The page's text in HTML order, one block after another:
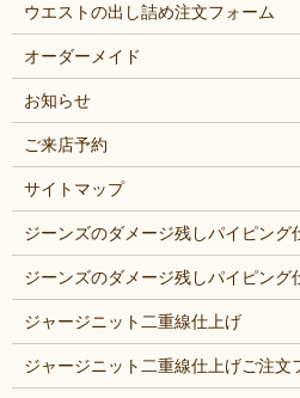
ウエストの出し詰め注文フォーム
オーダーメイド
お知らせ
ご来店予約
サイトマップ
ジーンズのダメージ残しパイピング
ジーンズのダメージ残しパイピング
ジャージニット二重線仕上げ
ジャージニット二重線仕上げご注文